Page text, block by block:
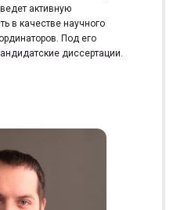
активную
в качестве научного
Под его
диссертации.